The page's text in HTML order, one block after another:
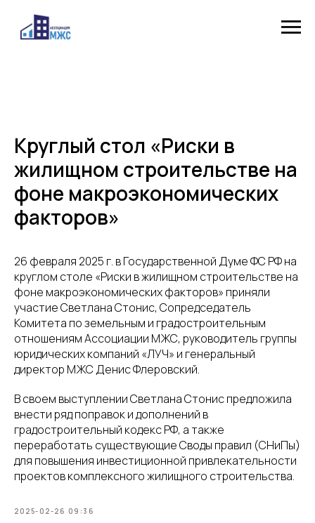
Круглый стол «Риски в
жилищном строительстве на
фоне макроэкономических
факторов»
26 февраля 2025 г. в Государственной Думе ФС РФ на
круглом столе «Риски в жилищном строительстве на
фоне макроэкономических факторов» приняли
участие Светлана Стонис, Сопредседатель
Комитета по земельным и градостроительным
отношениям Ассоциации МЖС, руководитель группы
юридических компаний «ЛУЧ» и генеральный
директор МЖС Денис Флеровский.
В своем выступлении Светлана Стонис предложила
внести ряд поправок и дополнений в
градостроительный кодекс РФ, а также
переработать существующие Своды правил (СНиПы)
для повышения инвестиционной привлекательности
проектов комплексного жилищного строительства.
2025-02-26 09:36